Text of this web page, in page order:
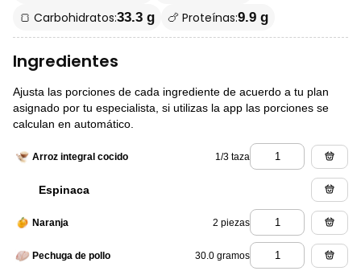
🍞 Carbohidratos:33.3 g 🍗 Proteínas:9.9 g
Ingredientes
Ajusta las porciones de cada ingrediente de acuerdo a tu plan
asignado por tu especialista, si utilizas la app las porciones se
calculan en automático.
Arroz integral cocido 1/3 taza
Espinaca
Naranja 2 piezas
Pechuga de pollo 30.0 gramos